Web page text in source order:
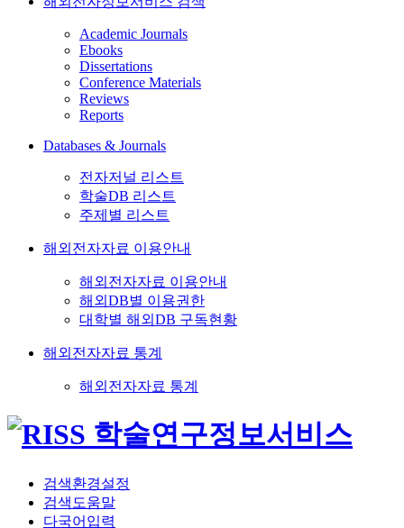
Academic Journals
Ebooks
Dissertations
Conference Materials
Reviews
Reports
Databases & Journals
전자저널 리스트
학술DB 리스트
주제별 리스트
해외전자자료 이용안내
해외전자자료 이용안내
해외DB별 이용권한
대학별 해외DB 구독현황
해외전자자료 통계
해외전자자료 통계
검색환경설정
검색도움말
다국어입력